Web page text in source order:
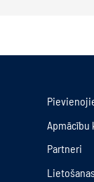
Apmācību
Partneri